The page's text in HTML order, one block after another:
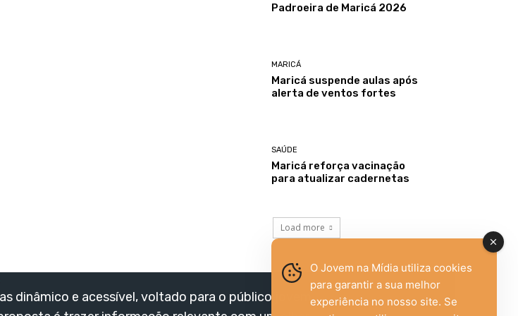
Padroeira de Maricá 2026
MARICÁ
Maricá suspende aulas após
alerta de ventos fortes
SAÚDE
Maricá reforça vacinação
para atualizar cadernetas
Load more
dinâmico e acessível, voltado para o público jovem,
O Jovem na Mídia utiliza cookies
para garantir a sua melhor
experiência no nosso site. Se